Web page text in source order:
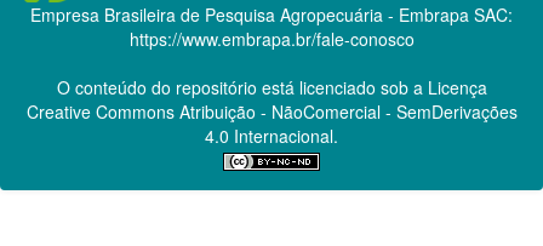
Empresa Brasileira de Pesquisa Agropecuária - Embrapa SAC:
https://www.embrapa.br/fale-conosco
O conteúdo do repositório está licenciado sob a Licença
Creative CommonsAtribuição - NãoComercial - SemDerivações
4.0 Internacional.